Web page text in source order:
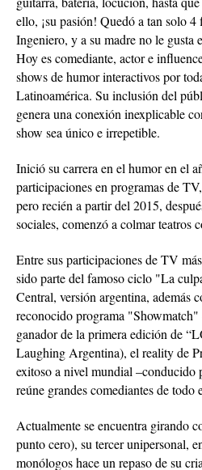
ello, ¡su pasión! Quedó a tan solo 4
Ingeniero, y a su madre no le gusta
Hoy es comediante, actor e
shows de humor interactivos por
Latinoamérica. Su inclusión del
genera una conexión inexplicable
show sea único e irrepetible.
Inició su carrera en el humor en el
participaciones en programas de
pero recién a partir del 2015,
sociales, comenzó a colmar teatros
Entre sus participaciones de TV
sido parte del famoso ciclo "La
Central, versión argentina, además
reconocido programa
ganador de la primera edición de
Laughing Argentina), el reality de
exitoso a nivel mundial –conducido
reúne grandes comediantes de todo
Actualmente se encuentra girando
punto cero), su tercer unipersonal,
monólogos hace un repaso de su